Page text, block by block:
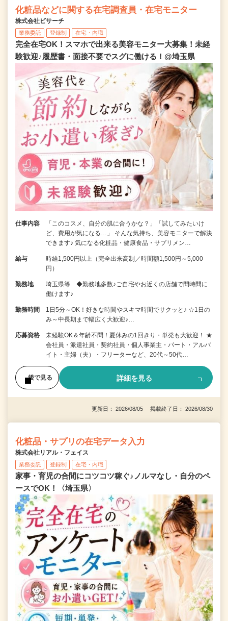
化粧品などに関する在宅調査員・在宅モニター
株式会社ビサーチ
業務委託 登録制 在宅・内職
完全在宅OK！スマホで出来る美容モニター大募集！未経
験歓迎♪履歴書・面接不要でスグに働ける！@埼玉県
仕事内容
「このコスメ、自分の肌に合うかな？」「試してみたいけ
ど、費用が気になる…」 そんな気持ち、美容モニターで解決
できます♪ 気になる化粧品・健康食品・サプリメン…
給与
時給1,500円以上（完全出来高制／時間額1,500円～5,000
円）
勤務地
埼玉県等 ◆勤務地多数♪ご自宅やお近くの店舗で間時間に
働けます♪
勤務時間
1日5分～OK！好きな時間やスキマ時間でサクッと♪ ☆1日の
み～中長期まで幅広く大歓迎♪…
応募資格
未経験OK＆年齢不問！夏休みの1回きり・単発も大歓迎！ ★
会社員・派遣社員・契約社員・個人事業主・パート・アルバ
イト・主婦（夫）・フリーターなど、20代～50代…
後で見る 詳細を見る
更新日： 2026/08/05 掲載終了日： 2026/08/30
化粧品・サプリの在宅データ入力
株式会社リアル・フェイス
業務委託 登録制 在宅・内職
家事・育児の合間にコツコツ稼ぐ♪ノルマなし・自分のペ
ースでOK！〈埼玉県〉